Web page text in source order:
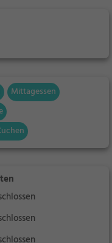
Mittagessen